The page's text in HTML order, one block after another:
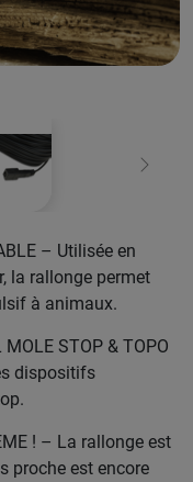
– Utilisée en
la rallonge permet
à animaux.
MOLE STOP & TOPO
dispositifs
! – La rallonge est
proche est encore